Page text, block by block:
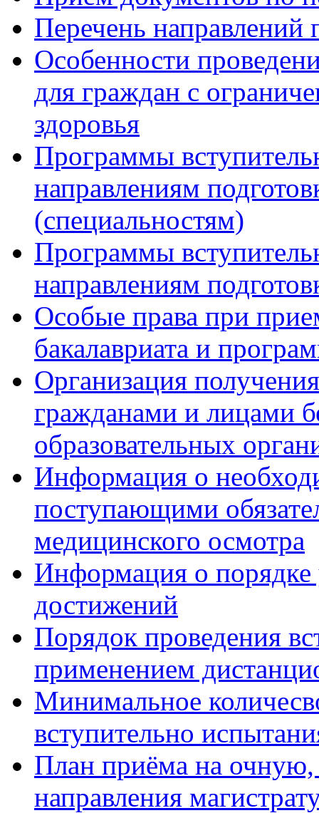
Перечень направлений
Особенности
для граждан с
здоровья
Программы
направлениям
(специальностям)
Программы
направлениям
Особые права при
бакалавриата и
Организация
гражданами и лицами
образовательных
Информация о
поступающими
медицинского осмотра
Информация о порядке
достижений
Порядок проведения
применением
Минимальное
вступительно
План приёма на
направления